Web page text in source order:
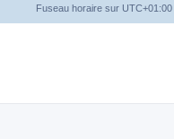
Fuseau horaire sur UTC+01:00